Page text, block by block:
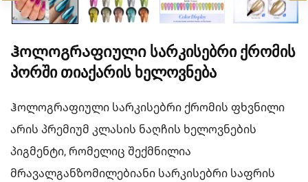
Ჰოლოგრაფიული Სარკისებრი Ქრომის
Პორში Თიაქარის Ხელოვნება
Ჰოლოგრაფიული სარკისებრი ქრომის ფხვნილი
არის პრემიუმ კლასის ნაღჩის ხელოვნების
პიგმენტი, რომელიც შექმნილია
მრავალგანზომილებიანი სარკისებრი საფრის